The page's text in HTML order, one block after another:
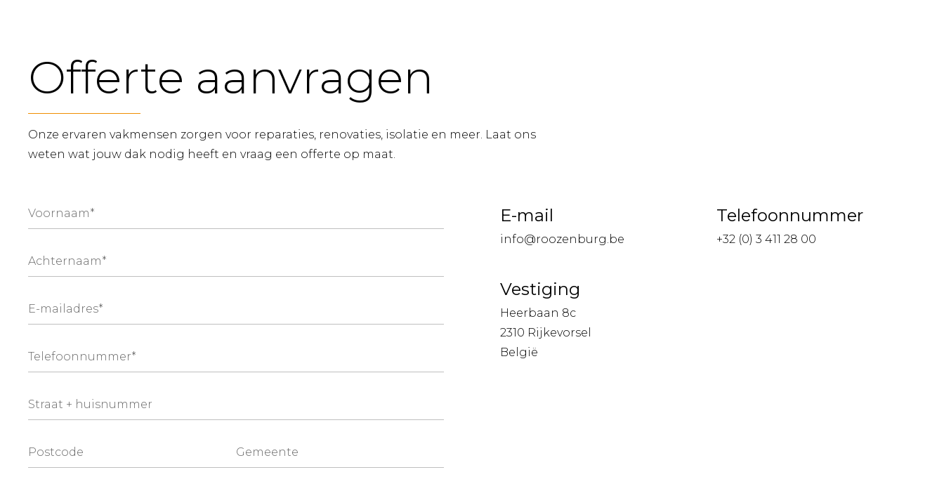
Offerte aanvragen
Onze ervaren vakmensen zorgen voor reparaties, renovaties, isolatie en meer. Laat ons
weten wat jouw dak nodig heeft en vraag een offerte op maat.
E-mail
info@roozenburg.be
Telefoonnummer
+32 (0) 3 411 28 00
Vestiging
Heerbaan 8c
2310 Rijkevorsel
België